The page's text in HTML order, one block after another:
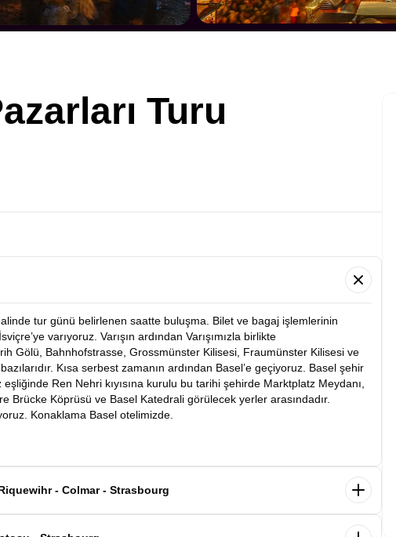
Turu
tur günü belirlenen saatte buluşma. Bilet ve bagaj işlemlerinin
varıyoruz. Varışın ardından Varışımızla birlikte
Gölü, Bahnhofstrasse, Grossmünster Kilisesi, Fraumünster Kilisesi ve
Kısa serbest zamanın ardından Basel’e geçiyoruz. Basel şehir
Ren Nehri kıyısına kurulu bu tarihi şehirde Marktplatz Meydanı,
Brücke Köprüsü ve Basel Katedrali görülecek yerler arasındadır.
Konaklama Basel otelimizde.
- Colmar - Strasbourg